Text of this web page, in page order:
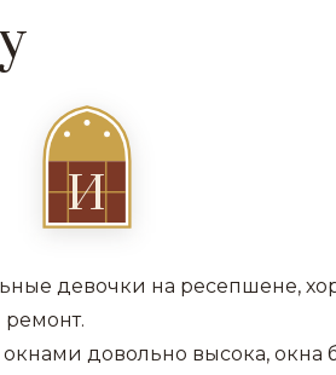
И
девочки на ресепшене,
довольно высока, окна